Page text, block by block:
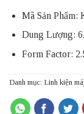
Mã Sản
Dung Lượng:
Form Factor:
Danh mục: Linh kiện